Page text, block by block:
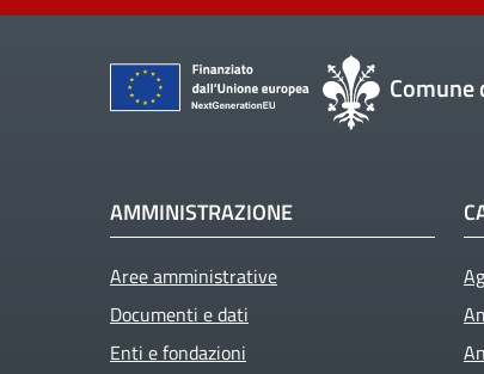
Comune
AMMINISTRAZIONE
Aree amministrative
Documenti e dati
Enti e fondazioni